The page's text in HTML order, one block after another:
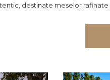
destinate meselor